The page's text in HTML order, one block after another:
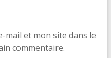
mail et mon site dans le
commentaire.